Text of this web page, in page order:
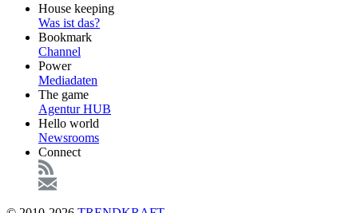
FooterHouse keeping
Was ist das?
Bookmark
Channel
Power
Mediadaten
The game
Agentur HUB
Hello world
Newsrooms
Connect